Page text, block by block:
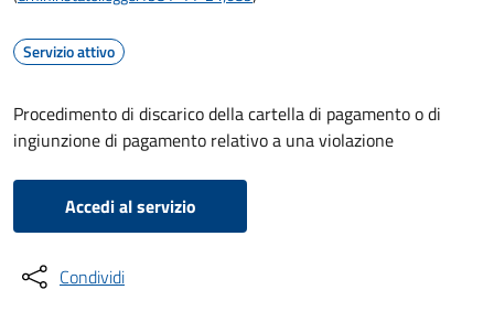
Servizio attivo
Procedimento di discarico della cartella di pagamento o di
ingiunzione di pagamento relativo a una violazione
Accedi al servizio
Condividi